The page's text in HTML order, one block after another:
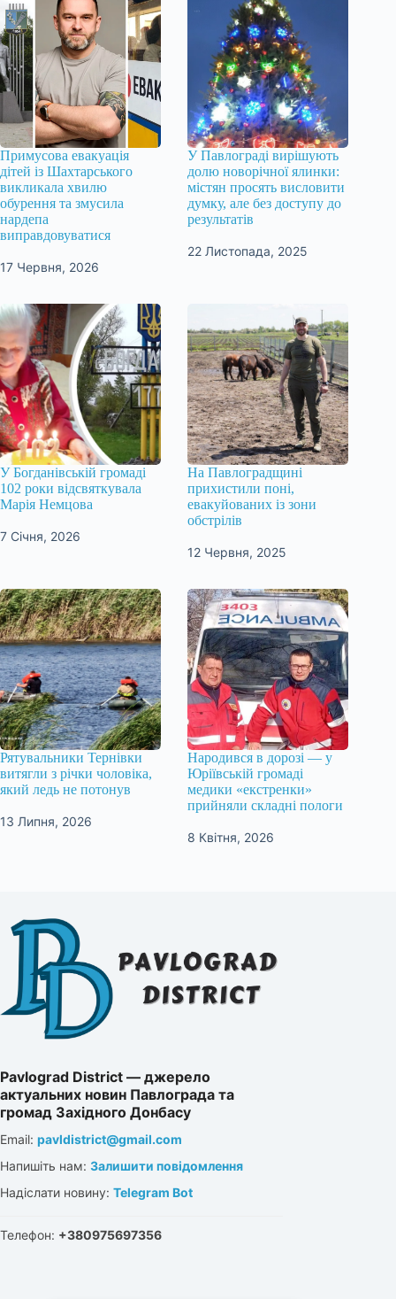
Примусова евакуація
дітей із Шахтарського
викликала хвилю
обурення та змусила
нардепа
виправдовуватися
17 Червня, 2026
У Павлограді вирішують
долю новорічної ялинки:
містян просять висловити
думку, але без доступу до
результатів
22 Листопада, 2025
У Богданівській громаді
102 роки відсвяткувала
Марія Немцова
7 Січня, 2026
На Павлоградщині
прихистили поні,
евакуйованих із зони
обстрілів
12 Червня, 2025
Рятувальники Тернівки
витягли з річки чоловіка,
який ледь не потонув
13 Липня, 2026
Народився в дорозі — у
Юріївській громаді
медики «екстренки»
прийняли складні пологи
8 Квітня, 2026
Pavlograd District — джерело
актуальних новин Павлограда та
громад Західного Донбасу
Email: pavldistrict@gmail.com
Напишіть нам: Залишити повідомлення
Надіслати новину: Telegram Bot
Телефон: +380975697356